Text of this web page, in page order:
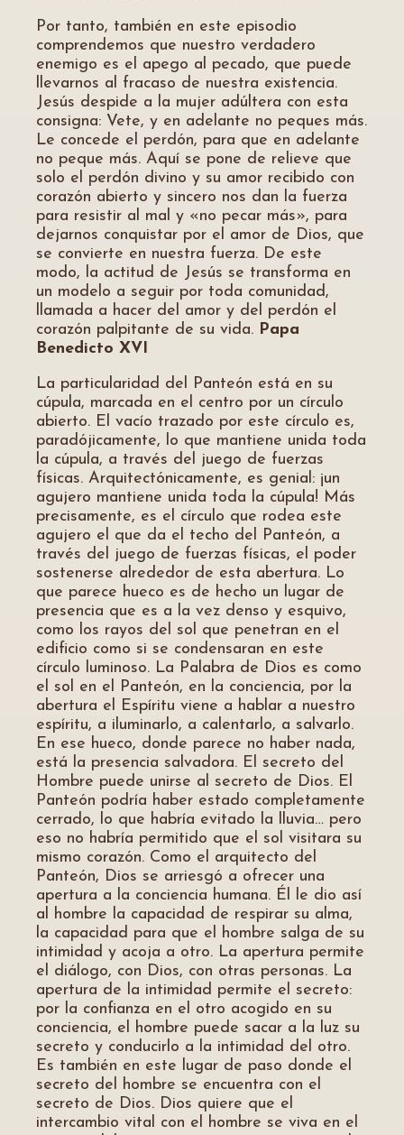
Por tanto, también en este episodio
comprendemos que nuestro verdadero
enemigo es el apego al pecado, que puede
llevarnos al fracaso de nuestra existencia.
Jesús despide a la mujer adúltera con esta
consigna: Vete, y en adelante no peques más.
Le concede el perdón, para que en adelante
no peque más. Aquí se pone de relieve que
solo el perdón divino y su amor recibido con
corazón abierto y sincero nos dan la fuerza
para resistir al mal y «no pecar más», para
dejarnos conquistar por el amor de Dios, que
se convierte en nuestra fuerza. De este
modo, la actitud de Jesús se transforma en
un modelo a seguir por toda comunidad,
llamada a hacer del amor y del perdón el
corazón palpitante de su vida. Papa
Benedicto XVI
La particularidad del Panteón está en su
cúpula, marcada en el centro por un círculo
abierto. El vacío trazado por este círculo es,
paradójicamente, lo que mantiene unida toda
la cúpula, a través del juego de fuerzas
físicas. Arquitectónicamente, es genial: ¡un
agujero mantiene unida toda la cúpula! Más
precisamente, es el círculo que rodea este
agujero el que da el techo del Panteón, a
través del juego de fuerzas físicas, el poder
sostenerse alrededor de esta abertura. Lo
que parece hueco es de hecho un lugar de
presencia que es a la vez denso y esquivo,
como los rayos del sol que penetran en el
edificio como si se condensaran en este
círculo luminoso. La Palabra de Dios es como
el sol en el Panteón, en la conciencia, por la
abertura el Espíritu viene a hablar a nuestro
espíritu, a iluminarlo, a calentarlo, a salvarlo.
En ese hueco, donde parece no haber nada,
está la presencia salvadora. El secreto del
Hombre puede unirse al secreto de Dios. El
Panteón podría haber estado completamente
cerrado, lo que habría evitado la lluvia… pero
eso no habría permitido que el sol visitara su
mismo corazón. Como el arquitecto del
Panteón, Dios se arriesgó a ofrecer una
apertura a la conciencia humana. Él le dio así
al hombre la capacidad de respirar su alma,
la capacidad para que el hombre salga de su
intimidad y acoja a otro. La apertura permite
el diálogo, con Dios, con otras personas. La
apertura de la intimidad permite el secreto:
por la confianza en el otro acogido en su
conciencia, el hombre puede sacar a la luz su
secreto y conducirlo a la intimidad del otro.
Es también en este lugar de paso donde el
secreto del hombre se encuentra con el
secreto de Dios. Dios quiere que el
intercambio vital con el hombre se viva en el